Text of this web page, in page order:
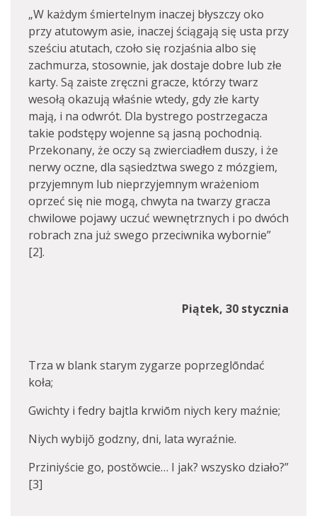
„W każdym śmiertelnym inaczej błyszczy oko
przy atutowym asie, inaczej ściągają się usta przy
sześciu atutach, czoło się rozjaśnia albo się
zachmurza, stosownie, jak dostaje dobre lub złe
karty. Są zaiste zręczni gracze, którzy twarz
wesołą okazują właśnie wtedy, gdy złe karty
mają, i na odwrót. Dla bystrego postrzegacza
takie podstępy wojenne są jasną pochodnią.
Przekonany, że oczy są zwierciadłem duszy, i że
nerwy oczne, dla sąsiedztwa swego z mózgiem,
przyjemnym lub nieprzyjemnym wrażeniom
oprzeć się nie mogą, chwyta na twarzy gracza
chwilowe pojawy uczuć wewnętrznych i po dwóch
robrach zna już swego przeciwnika wybornie”
[2].
Piątek, 30 stycznia
Trza w blank starym zygarze poprzeglōndać
koła;
Gwichty i fedry bajtla krwiōm niych kery maźnie;
Niych wybijŏ godzny, dni, lata wyraźnie.
Prziniyście go, postŏwcie… I jak? wszysko działo?”
[3]